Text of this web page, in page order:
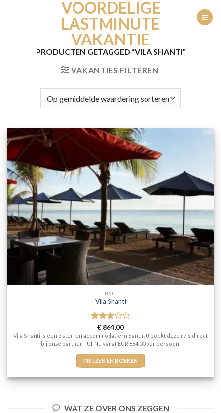
VOORDELIGE
LASTMINUTE
VAKANTIE
PRODUCTEN GETAGGED “VILA SHANTI”
VAKANTIES FILTEREN
BALI
Vila Shanti
Gewaardeerd
3uit 5
€ 864,00
Vila Shanti is een 3 sterren accommodatie in Sanur. U boekt deze reis direct
bij onze partner TUI. Nu vanaf EUR 864.00 per persoon.
PRIJZEN EN BOEKEN
WAT ZE OVER ONS ZEGGEN